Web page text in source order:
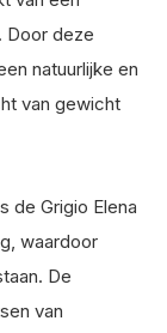
Door deze
natuurlijke en
van gewicht
de Grigio Elena
waardoor
De
van